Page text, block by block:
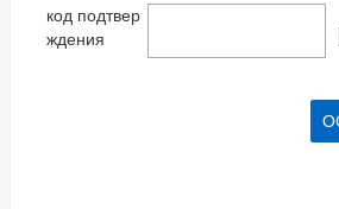
код подтвер
ждения